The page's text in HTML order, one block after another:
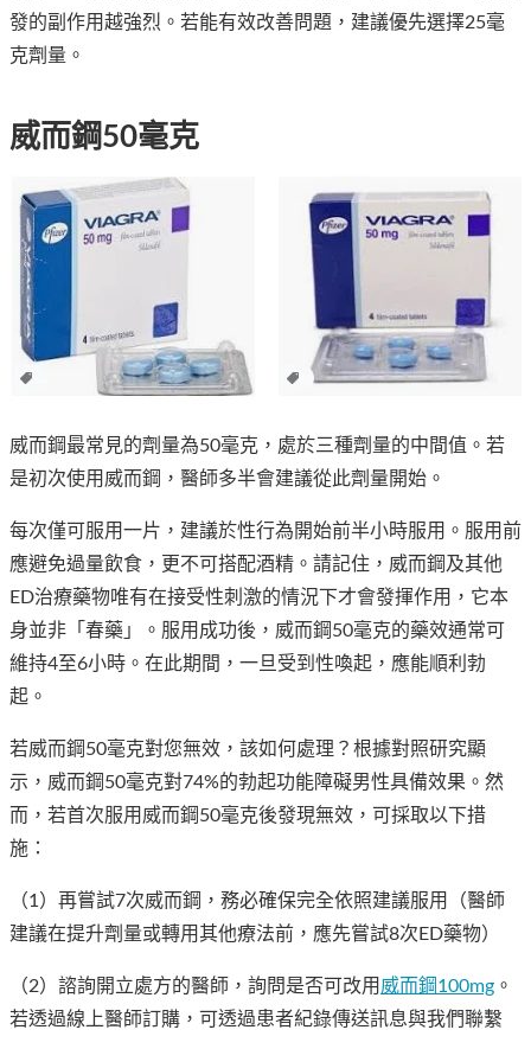
發的副作用越強烈。若能有效改善問題，建議優先選擇25毫
克劑量。
威而鋼50毫克
威而鋼最常見的劑量為50毫克，處於三種劑量的中間值。若
是初次使用威而鋼，醫師多半會建議從此劑量開始。
每次僅可服用一片，建議於性行為開始前半小時服用。服用前
應避免過量飲食，更不可搭配酒精。請記住，威而鋼及其他
ED治療藥物唯有在接受性刺激的情況下才會發揮作用，它本
身並非「春藥」。服用成功後，威而鋼50毫克的藥效通常可
維持4至6小時。在此期間，一旦受到性喚起，應能順利勃
起。
若威而鋼50毫克對您無效，該如何處理？根據對照研究顯
示，威而鋼50毫克對74%的勃起功能障礙男性具備效果。然
而，若首次服用威而鋼50毫克後發現無效，可採取以下措
施：
（1）再嘗試7次威而鋼，務必確保完全依照建議服用（醫師
建議在提升劑量或轉用其他療法前，應先嘗試8次ED藥物）
（2）諮詢開立處方的醫師，詢問是否可改用 威而鋼100mg 。
若透過線上醫師訂購，可透過患者紀錄傳送訊息與我們聯繫